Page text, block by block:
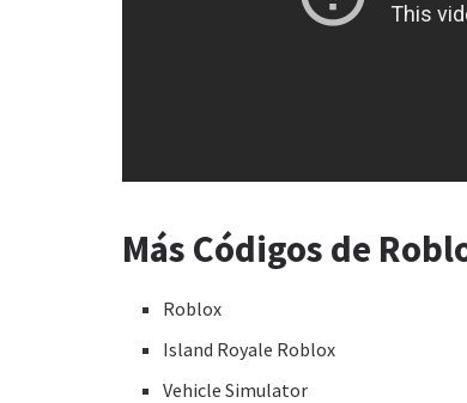
Más Códigos de
Roblox
Island Royale Roblox
Vehicle Simulator